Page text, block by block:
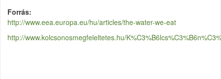
Forrás
http://www.eea.europa.eu/hu/articles/the-water-we-eat
http://www.kolcsonosmegfeleltetes.hu/